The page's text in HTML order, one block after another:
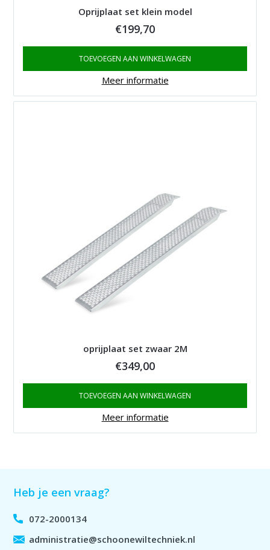
Oprijplaat set klein model
€199,70
TOEVOEGEN AAN WINKELWAGEN
Meer informatie
oprijplaat set zwaar 2M
€349,00
TOEVOEGEN AAN WINKELWAGEN
Meer informatie
Heb je een vraag?
072-2000134
administratie@schoonewiltechniek.nl